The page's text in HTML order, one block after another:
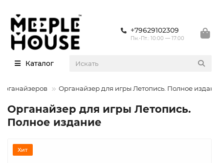
+79629102309
Пн.-Пт.: 10:00 — 17:00
Каталог
Органайзер для игры Летопись. Полное
Органайзер для игры Летопись.
Полное издание
Хит